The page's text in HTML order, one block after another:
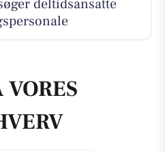
deltidsansatte
VORES